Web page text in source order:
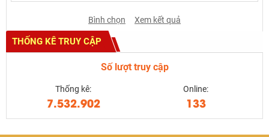
Bình chọn Xem kết quả
THỐNG KÊ TRUY CẬP
Số lượt truy cập
Thống kê:
7.532.902
Online:
133